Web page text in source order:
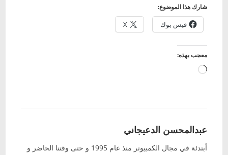
شارك هذا الموضوع:
فيس بوك X
معجب بهذه:
جاري
عبدالمحسن الدعيجاني
أبتدئة في مجال الكمبيوتر منذ عام 1995 و حتى وقتنا الحاضر و